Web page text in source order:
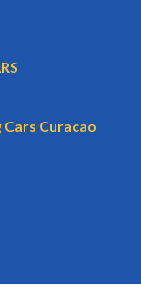
Cars Curacao
by WBG